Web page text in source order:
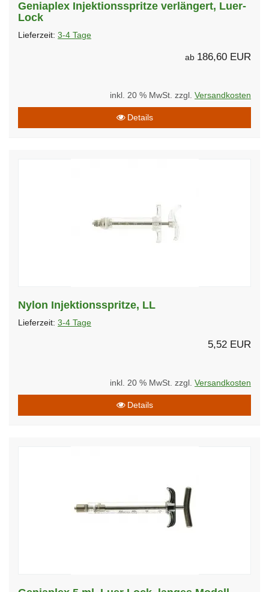
Geniaplex Injektionsspritze verlängert, Luer-
Lock
Lieferzeit: 3-4 Tage
ab 186,60 EUR
inkl. 20 % MwSt. zzgl. Versandkosten
Details
Nylon Injektionsspritze, LL
Lieferzeit: 3-4 Tage
5,52 EUR
inkl. 20 % MwSt. zzgl. Versandkosten
Details